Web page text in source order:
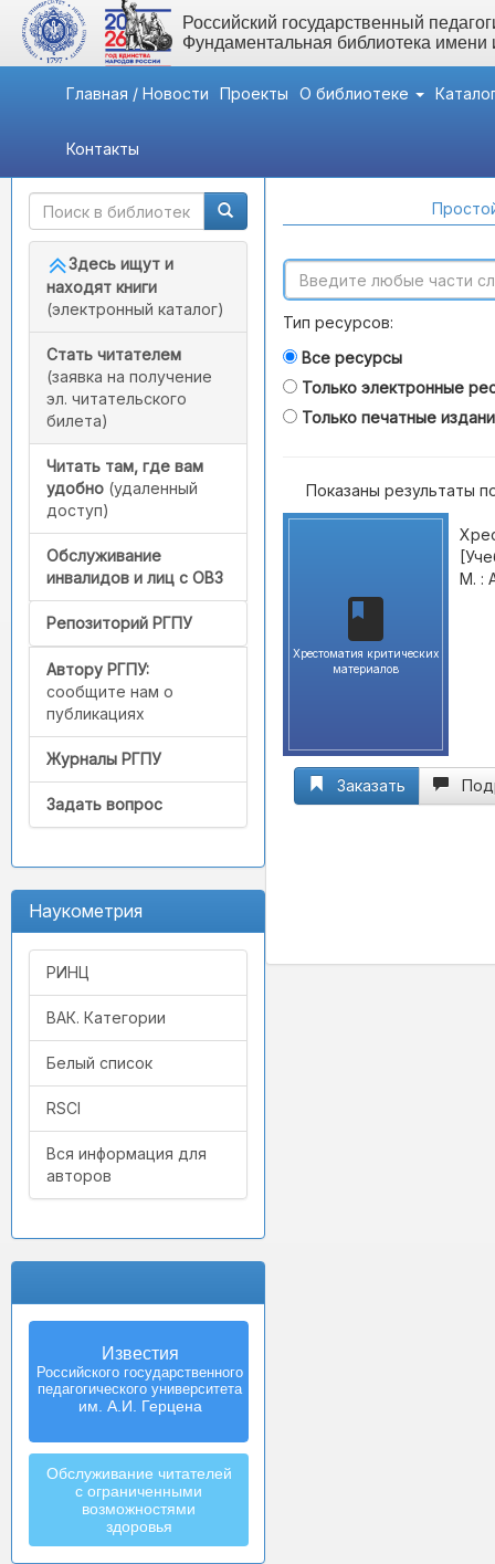
Российский государственный
Фундаментальная библиотека
Главная / Новости Проекты О библиотеке
Контакты
Быстрый доступ
Здесь ищут и
находят книги
(электронный каталог)
Стать читателем
(заявка на получение
эл. читательского
билета)
Читать там, где вам
удобно (удаленный
доступ)
Обслуживание
инвалидов и лиц с ОВЗ
Репозиторий РГПУ
Автору РГПУ:
сообщите нам о
публикациях
Журналы РГПУ
Задать вопрос
Наукометрия
РИНЦ
ВАК. Категории
Белый список
RSCI
Вся информация для
авторов
Известия
Российского государственного
педагогического университета
им. А.И. Герцена
Обслуживание читателей
с ограниченными
возможностями
здоровья
Тип ресурсов:
Все ресурсы
Только электронные
Только печатные
Показаны результаты
Хрестоматия критических
материалов
М. :
Заказать